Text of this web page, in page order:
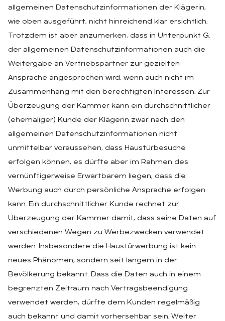
allgemeinen Datenschutzinformationen der Klägerin,
wie oben ausgeführt, nicht hinreichend klar ersichtlich.
Trotzdem ist aber anzumerken, dass in Unterpunkt G.
der allgemeinen Datenschutzinformationen auch die
Weitergabe an Vertriebspartner zur gezielten
Ansprache angesprochen wird, wenn auch nicht im
Zusammenhang mit den berechtigten Interessen. Zur
Überzeugung der Kammer kann ein durchschnittlicher
(ehemaliger) Kunde der Klägerin zwar nach den
allgemeinen Datenschutzinformationen nicht
unmittelbar voraussehen, dass Haustürbesuche
erfolgen können, es dürfte aber im Rahmen des
vernünftigerweise Erwartbarem liegen, dass die
Werbung auch durch persönliche Ansprache erfolgen
kann. Ein durchschnittlicher Kunde rechnet zur
Überzeugung der Kammer damit, dass seine Daten auf
verschiedenen Wegen zu Werbezwecken verwendet
werden. Insbesondere die Haustürwerbung ist kein
neues Phänomen, sondern seit langem in der
Bevölkerung bekannt. Dass die Daten auch in einem
begrenzten Zeitraum nach Vertragsbeendigung
verwendet werden, dürfte dem Kunden regelmäßig
auch bekannt und damit vorhersehbar sein. Weiter